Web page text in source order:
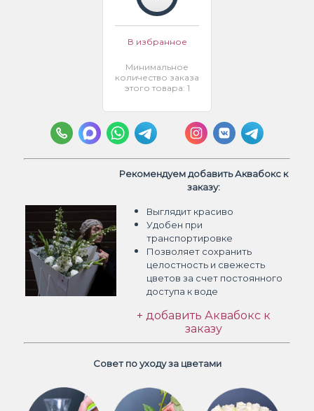
В избранное
Минимальное
количество заказа
этого товара: 1
Рекомендуем добавить Аквабокс к
заказу:
Выглядит красиво
Удобен при
транспортировке
Позволяет сохранить
целостность и свежесть
цветов за счет постоянного
доступа к воде
+ добавить Аквабокс к
заказу
Совет по уходу за цветами